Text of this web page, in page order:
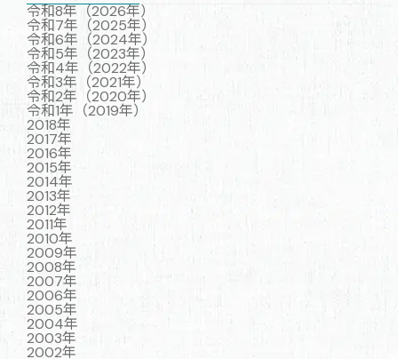
令和8年（2026年）
令和7年（2025年）
令和6年（2024年）
令和5年（2023年）
令和4年（2022年）
令和3年（2021年）
令和2年（2020年）
令和1年（2019年）
2018年
2017年
2016年
2015年
2014年
2013年
2012年
2011年
2010年
2009年
2008年
2007年
2006年
2005年
2004年
2003年
2002年